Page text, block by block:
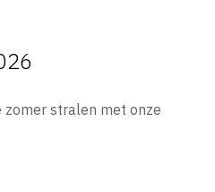
zomer stralen met onze